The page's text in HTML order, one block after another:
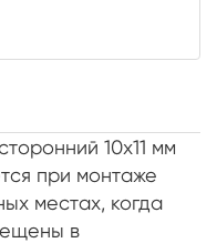
10х11 мм
при монтаже
местах, когда
в